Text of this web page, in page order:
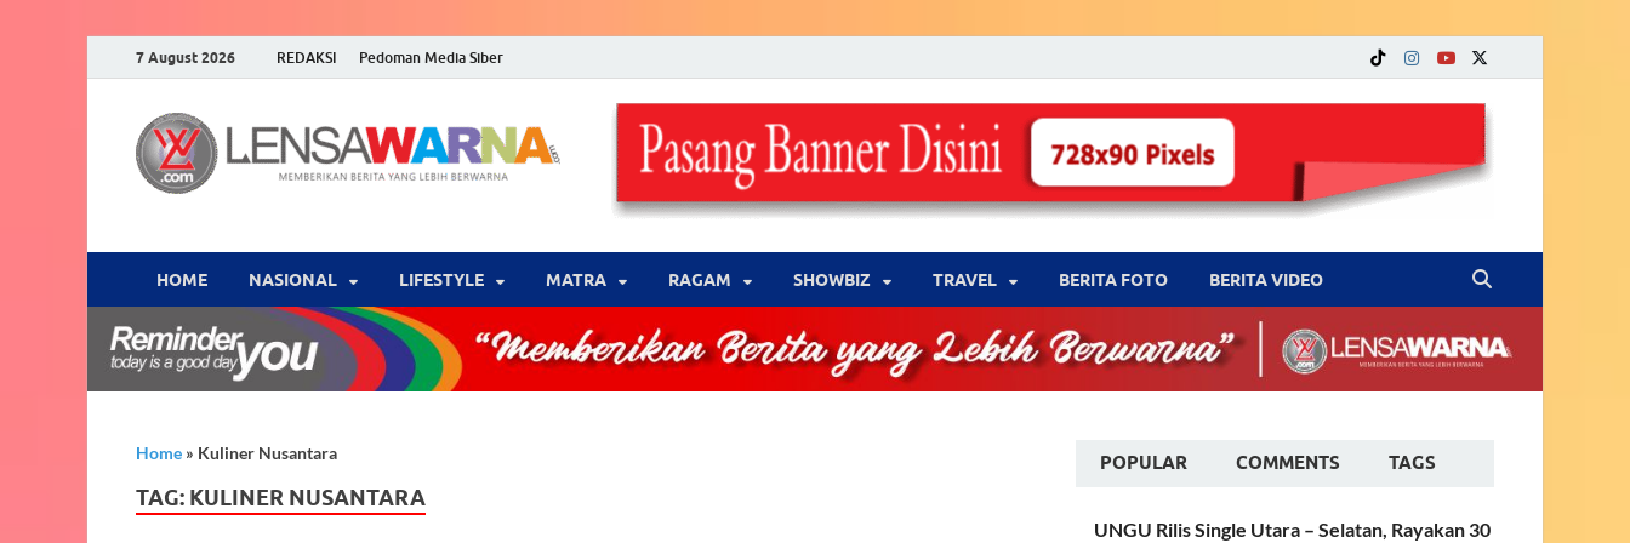
7 August 2026 REDAKSI Pedoman Media Siber
LENSA WARNA .com
Memberikan Berita yang Lebih Berwarna
HOME NASIONAL ‎LIFESTYLE MATRA ‎RAGAM ‎SHOWBIZ ‎TRAVEL BERITA FOTO BERITA VIDEO
Home » Kuliner Nusantara
TAG: KULINER NUSANTARA
POPULAR COMMENTS TAGS
UNGU Rilis Single Utara – Selatan, Rayakan 30